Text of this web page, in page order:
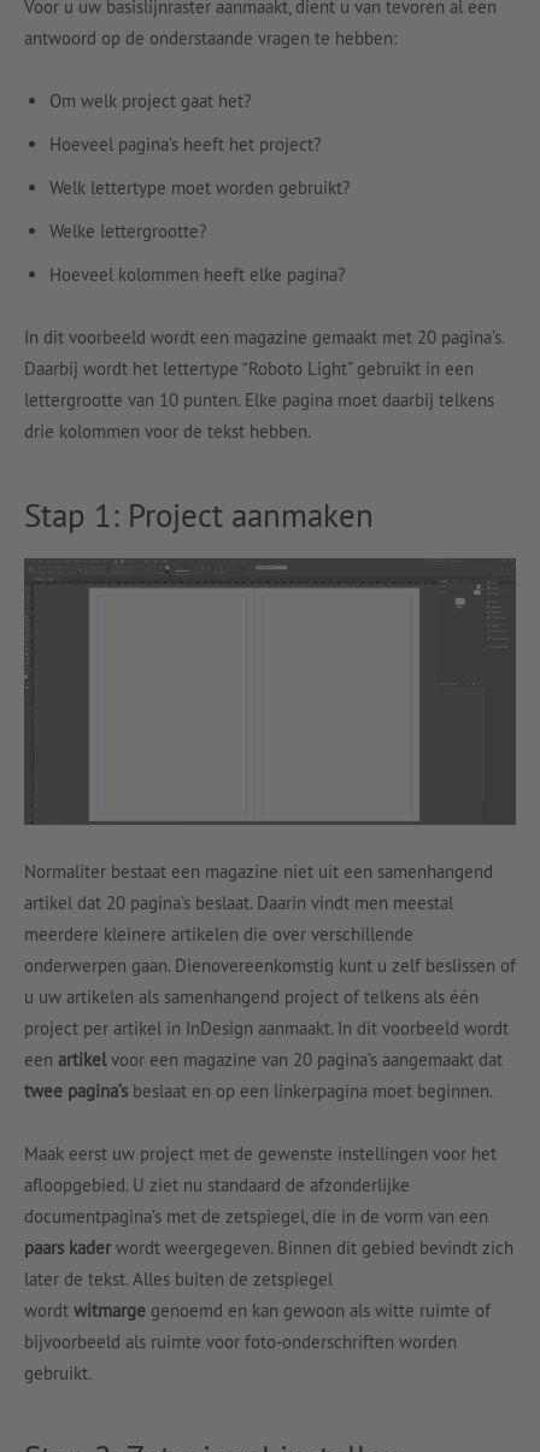
Voor u uw basislijnraster aanmaakt, dient u van tevoren al een
antwoord op de onderstaande vragen te hebben:
Om welk project gaat het?
Hoeveel pagina’s heeft het project?
Welk lettertype moet worden gebruikt?
Welke lettergrootte?
Hoeveel kolommen heeft elke pagina?
In dit voorbeeld wordt een magazine gemaakt met 20 pagina’s.
Daarbij wordt het lettertype “Roboto Light” gebruikt in een
lettergrootte van 10 punten. Elke pagina moet daarbij telkens
drie kolommen voor de tekst hebben.
Stap 1: Project aanmaken
Normaliter bestaat een magazine niet uit een samenhangend
artikel dat 20 pagina’s beslaat. Daarin vindt men meestal
meerdere kleinere artikelen die over verschillende
onderwerpen gaan. Dienovereenkomstig kunt u zelf beslissen of
u uw artikelen als samenhangend project of telkens als één
project per artikel in InDesign aanmaakt. In dit voorbeeld wordt
een artikelvoor een magazine van 20 pagina’s aangemaakt dat
twee pagina’s beslaat en op een linkerpagina moet beginnen.
Maak eerst uw project met de gewenste instellingen voor het
afloopgebied. U ziet nu standaard de afzonderlijke
documentpagina’s met de zetspiegel, die in de vorm van een
paars kaderwordt weergegeven. Binnen dit gebied bevindt zich
later de tekst. Alles buiten de zetspiegel
wordt witmarge genoemd en kan gewoon als witte ruimte of
bijvoorbeeld als ruimte voor foto-onderschriften worden
gebruikt.